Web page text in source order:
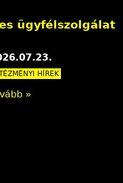
ügyfélszolgálat
HÍREK
»